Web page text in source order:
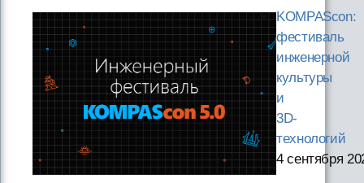
KOMPAScon:
фестиваль
инженерной
культуры
и
3D-
технологий
4 сентября